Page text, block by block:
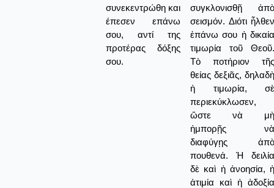
συνεκεντρώθη και
έπεσεν επάνω
σου, αντί της
προτέρας δόξης
σου.
συγκλονισθῇ ἀπὸ
σεισμόν. Διότι ἦλθεν
ἐπάνω σου ἡ δικαία
τιμωρία τοῦ Θεοῦ.
Τὸ ποτήριον τῆς
θείας δεξιᾶς, δηλαδὴ
ἡ τιμωρία, σὲ
περιεκύκλωσεν,
ὥστε νὰ μὴ
ἠμπορῇς νὰ
διαφύγῃς ἀπὸ
πουθενά. Ἡ δειλία
δὲ καὶ ἡ ἀνοησία, ἡ
ἀτιμία καὶ ἡ ἀδοξία